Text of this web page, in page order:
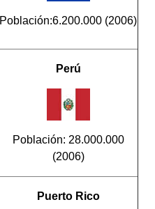
Población:6.200.000 (2006)
Perú
Población: 28.000.000
(2006)
Puerto Rico